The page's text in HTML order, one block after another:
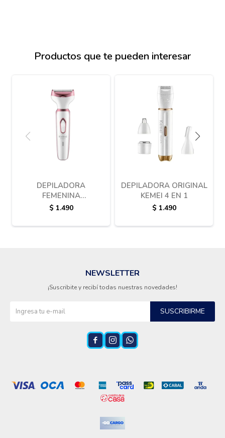
Productos que te pueden interesar
DEPILADORA
FEMENINA
RECARGABLE 4 EN 1 –
$ 1.490
DEPILADORA ORIGINAL
KEMEI 4 EN 1
$ 1.490
NEWSLETTER
¡Suscribite y recibí todas nuestras novedades!
SUSCRIBIRME
  